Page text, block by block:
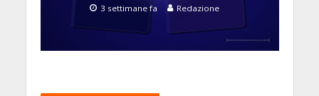
3 settimane fa Redazione